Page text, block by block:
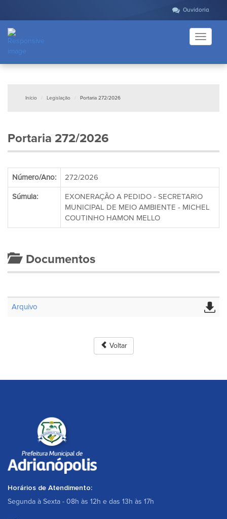
Ouvidoria
Toggle
Início Legislação Portaria 272/2026
Portaria 272/2026
Número/Ano: 272/2026
Súmula:
EXONERAÇÃO A PEDIDO - SECRETARIO
MUNICIPAL DE MEIO AMBIENTE - MICHEL
COUTINHO HAMON MELLO
Documentos
Arquivo
Voltar
Horários de Atendimento:
Segunda à Sexta - 08h às 12h e das 13h às 17h